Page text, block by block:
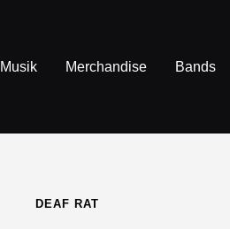
Inhalt
Musik Merchandise Bands
DEAF RAT